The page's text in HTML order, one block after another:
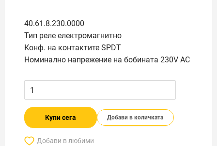
40.61.8.230.0000
Тип реле електромагнитно
Конф. на контактите SPDT
Номинално напрежение на бобината 230V AC
Купи сега Добави в количката
Добави в любими